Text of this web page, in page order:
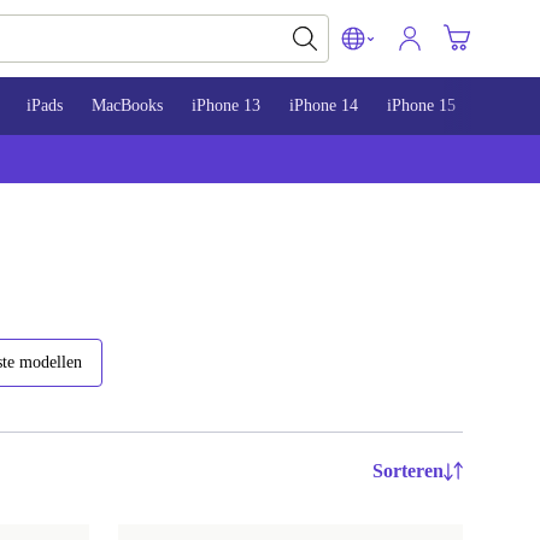
iPads MacBooks iPhone 13 iPhone 14 iPhone 15
modellen
Sorteren